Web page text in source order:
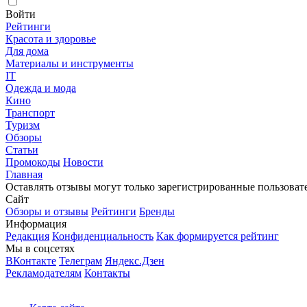
Войти
Рейтинги
Красота и здоровье
Для дома
Материалы и инструменты
IT
Одежда и мода
Кино
Транспорт
Туризм
Обзоры
Статьи
Промокоды Новости
Главная
Оставлять отзывы могут только зарегистрированные
Сайт
Обзоры и отзывы Рейтинги Бренды
Информация
Редакция Конфиденциальность Как формируется рейтинг
Мы в соцсетях
ВКонтакте Телеграм Яндекс.Дзен
Рекламодателям Контакты